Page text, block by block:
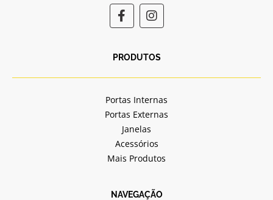
F
a
c
b
o
k
-
f
I
n
s
a
r
a
m
PRODUTOS
Portas Internas
Portas Externas
Janelas
Acessórios
Mais Produtos
NAVEGAÇÃO